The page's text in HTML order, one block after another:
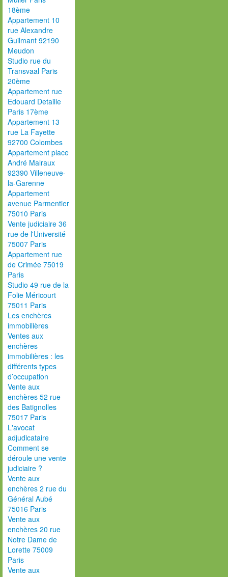
18ème
Appartement 10
rue Alexandre
Guilmant 92190
Meudon
Studio rue du
Transvaal Paris
20ème
Appartement rue
Edouard Detaille
Paris 17ème
Appartement 13
rue La Fayette
92700 Colombes
Appartement place
André Malraux
92390 Villeneuve-
la-Garenne
Appartement
avenue Parmentier
75010 Paris
Vente judiciaire 36
rue de l'Université
75007 Paris
Appartement rue
de Crimée 75019
Paris
Studio 49 rue de la
Folie Méricourt
75011 Paris
Les enchères
immobilières
Ventes aux
enchères
immobilières : les
différents types
d’occupation
Vente aux
enchères 52 rue
des Batignolles
75017 Paris
L'avocat
adjudicataire
Comment se
déroule une vente
judiciaire ?
Vente aux
enchères 2 rue du
Général Aubé
75016 Paris
Vente aux
enchères 20 rue
Notre Dame de
Lorette 75009
Paris
Vente aux